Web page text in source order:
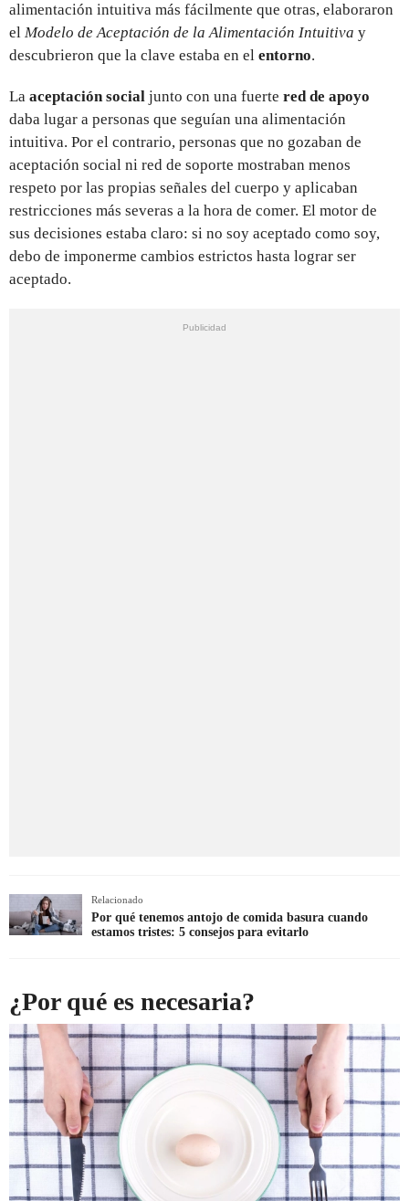
alimentación intuitiva más fácilmente que otras, elaboraron
el Modelo de Aceptación de la Alimentación Intuitiva y
descubrieron que la clave estaba en el entorno.
La aceptación social junto con una fuerte red de apoyo
daba lugar a personas que seguían una alimentación
intuitiva. Por el contrario, personas que no gozaban de
aceptación social ni red de soporte mostraban menos
respeto por las propias señales del cuerpo y aplicaban
restricciones más severas a la hora de comer. El motor de
sus decisiones estaba claro: si no soy aceptado como soy,
debo de imponerme cambios estrictos hasta lograr ser
aceptado.
Relacionado
Por qué tenemos antojo de comida basura cuando
estamos tristes: 5 consejos para evitarlo
¿Por qué es necesaria?